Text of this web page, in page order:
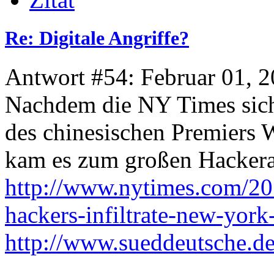
Re: Digitale Angriffe?
Antwort #54: Februar 01,
Nachdem die NY Times
des chinesischen Premiers
kam es zum großen
http://www.nytimes.com/
hackers-infiltrate-new-
http://